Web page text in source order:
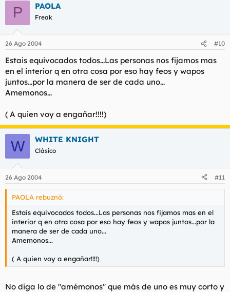
P PAOLA
Freak
26 Ago 2004 #10
Estais equivocados todos...Las personas nos fijamos mas
en el interior q en otra cosa por eso hay feos y wapos
juntos...por la manera de ser de cada uno...
Amemonos...
( A quien voy a engañar!!!!)
W WHITE KNIGHT
Clásico
26 Ago 2004 #11
PAOLA rebuznó:
Estais equivocados todos...Las personas nos fijamos mas en el
interior q en otra cosa por eso hay feos y wapos juntos...por la
manera de ser de cada uno...
Amemonos...
( A quien voy a engañar!!!!)
No diga lo de "amémonos" que más de uno es muy corto y